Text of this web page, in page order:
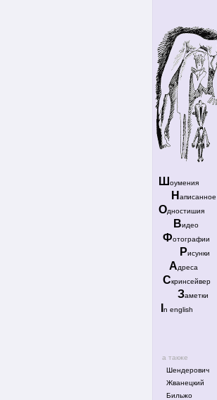
Ш оумения
Н аписанное
Одностишия
Видео
Фотографии
Рисунки
Адреса
Скринсейвер
Заметки
n english
а также
Шендерович
Жванецкий
Бильжо